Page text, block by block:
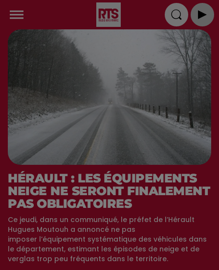
HÉRAULT : LES ÉQUIPEMENTS
NEIGE NE SERONT FINALEMENT
PAS OBLIGATOIRES
Ce jeudi, dans un communiqué, le préfet de l’Hérault
Hugues Moutouh a annoncé ne pas
imposer l’équipement systématique des véhicules dans
le département, estimant les épisodes de neige et de
verglas trop peu fréquents dans le territoire.